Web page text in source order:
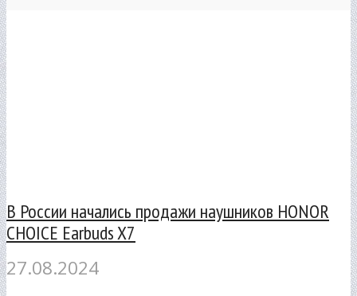
В России начались продажи наушников HONOR
CHOICE Earbuds X7
27.08.2024